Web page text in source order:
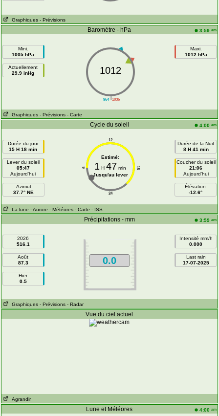
Graphiques - Prévisions
Baromètre - hPa 3:59 am
Mini.
1005 hPa
Actuellement
29.9 inHg
||
964 1036
1012
Maxi.
1012 hPa
Graphiques - Prévisions - Carte
Cycle du soleil 4:00 am
Durée du jour
15 H 18 min
Lever du soleil
05:47
Aujourd'hui
Azimut
37.7° NE
12
24
6 18
Estimé:
1 H47 min
Jusqu'au lever
Durée de la Nuit
8 H 41 min
Coucher du soleil
21:06
Aujourd'hui
Élévation
-12.6°
La lune - Aurore - Météores - Carte - ISS
Précipitations - mm 3:59 am
2026
516.1
Août
87.3
Hier
0.5
0.0
Intensité mm/h
0.000
Last rain
17-07-2025
Graphiques - Prévisions - Radar
Vue du ciel actuel
Agrandir
Lune et Météores 4:00 am